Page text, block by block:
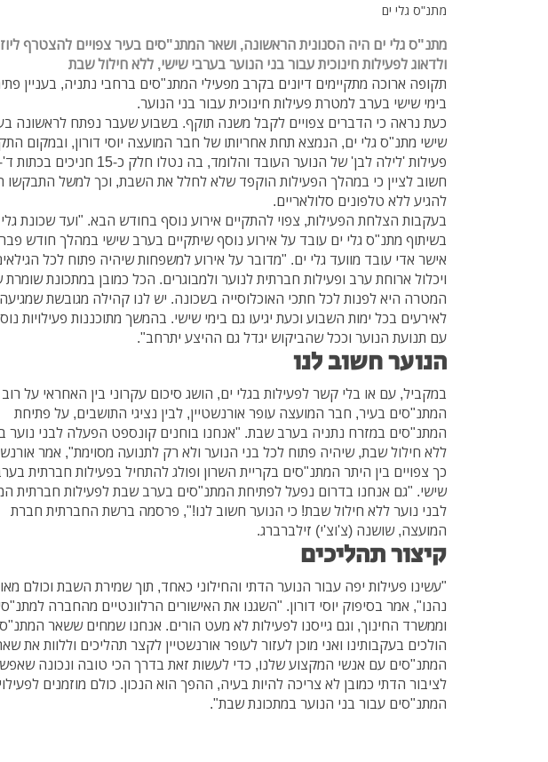
מתנ"ס גלי ים
מתנ"ס גלי ים היה הסנונית הראשונה, ושאר המתנ"סים בעיר צפויים להצטרף
ולדאוג לפעילות חינוכית עבור בני הנוער בערבי שישי, ללא חילול שבת
תקופה ארוכה מתקיימים דיונים בקרב מפעילי המתנ"סים ברחבי נתניה, בעניין
בימי שישי בערב למטרת פעילות חינוכית עבור בני הנוער.
כעת נראה כי הדברים צפויים לקבל משנה תוקף. בשבוע שעבר נפתח לראשונה
שישי מתנ"ס גלי ים, הנמצא תחת אחריותו של חבר המועצה יוסי דורון, ובמקום
פעילות 'לילה לבן' של הנוער העובד והלומד, בה נטלו חלק כ-15
חשוב לציין כי במהלך הפעילות הוקפד שלא לחלל את השבת, וכך למשל התבקשו
להגיע ללא טלפונים סלולאריים.
בעקבות הצלחת הפעילות, צפוי להתקיים אירוע נוסף בחודש הבא. "ועד שכונת
בשיתוף מתנ"ס גלי ים עובד על אירוע נוסף שיתקיים בערב שישי במהלך חודש
אישר אדי עובד מוועד גלי ים. "מדובר על אירוע למשפחות שיהיה פתוח לכל
ויכלול ארוחת ערב ופעילות חברתית לנוער ולמבוגרים. הכל כמובן במתכונת
המטרה היא לפנות לכל חתכי האוכלוסייה בשכונה. יש לנו קהילה מגובשת שמגיעה
לאירעים בכל ימות השבוע וכעת יגיעו גם בימי שישי. בהמשך מתוכננות פעילויות
עם תנועת הנוער וככל שהביקוש יגדל גם ההיצע יתרחב".
הנוער חשוב לנו
במקביל, עם או בלי קשר לפעילות בגלי ים, הושג סיכום עקרוני בין האחראי על רוב
המתנ"סים בעיר, חבר המועצה עופר אורנשטיין, לבין נציגי התושבים, על פתיחת
המתנ"סים במזרח נתניה בערב שבת. "אנחנו בוחנים קונספט הפעלה לבני נוער
ללא חילול שבת, שיהיה פתוח לכל בני הנוער ולא רק לתנועה מסוימת", אמר
כך צפויים בין היתר המתנ"סים בקריית השרון ופולג להתחיל בפעילות חברתית
שישי. "גם אנחנו בדרום נפעל לפתיחת המתנ"סים בערב שבת לפעילות חברתית
לבני נוער ללא חילול שבת! כי הנוער חשוב לנו!", פרסמה ברשת החברתית חברת
המועצה, שושנה (צ'וצ'י) זילברברג.
קיצור תהליכים
"עשינו פעילות יפה עבור הנוער הדתי והחילוני כאחד, תוך שמירת השבת וכולם
נהנו", אמר בסיפוק יוסי דורון. "השגנו את האישורים הרלוונטיים מהחברה
וממשרד החינוך, וגם גייסנו לפעילות לא מעט הורים. אנחנו שמחים ששאר
הולכים בעקבותינו ואני מוכן לעזור לעופר אורנשטיין לקצר תהליכים וללוות את
המתנ"סים עם אנשי המקצוע שלנו, כדי לעשות זאת בדרך הכי טובה ונכונה
לציבור הדתי כמובן לא צריכה להיות בעיה, ההפך הוא הנכון. כולם מוזמנים
המתנ"סים עבור בני הנוער במתכונת שבת".